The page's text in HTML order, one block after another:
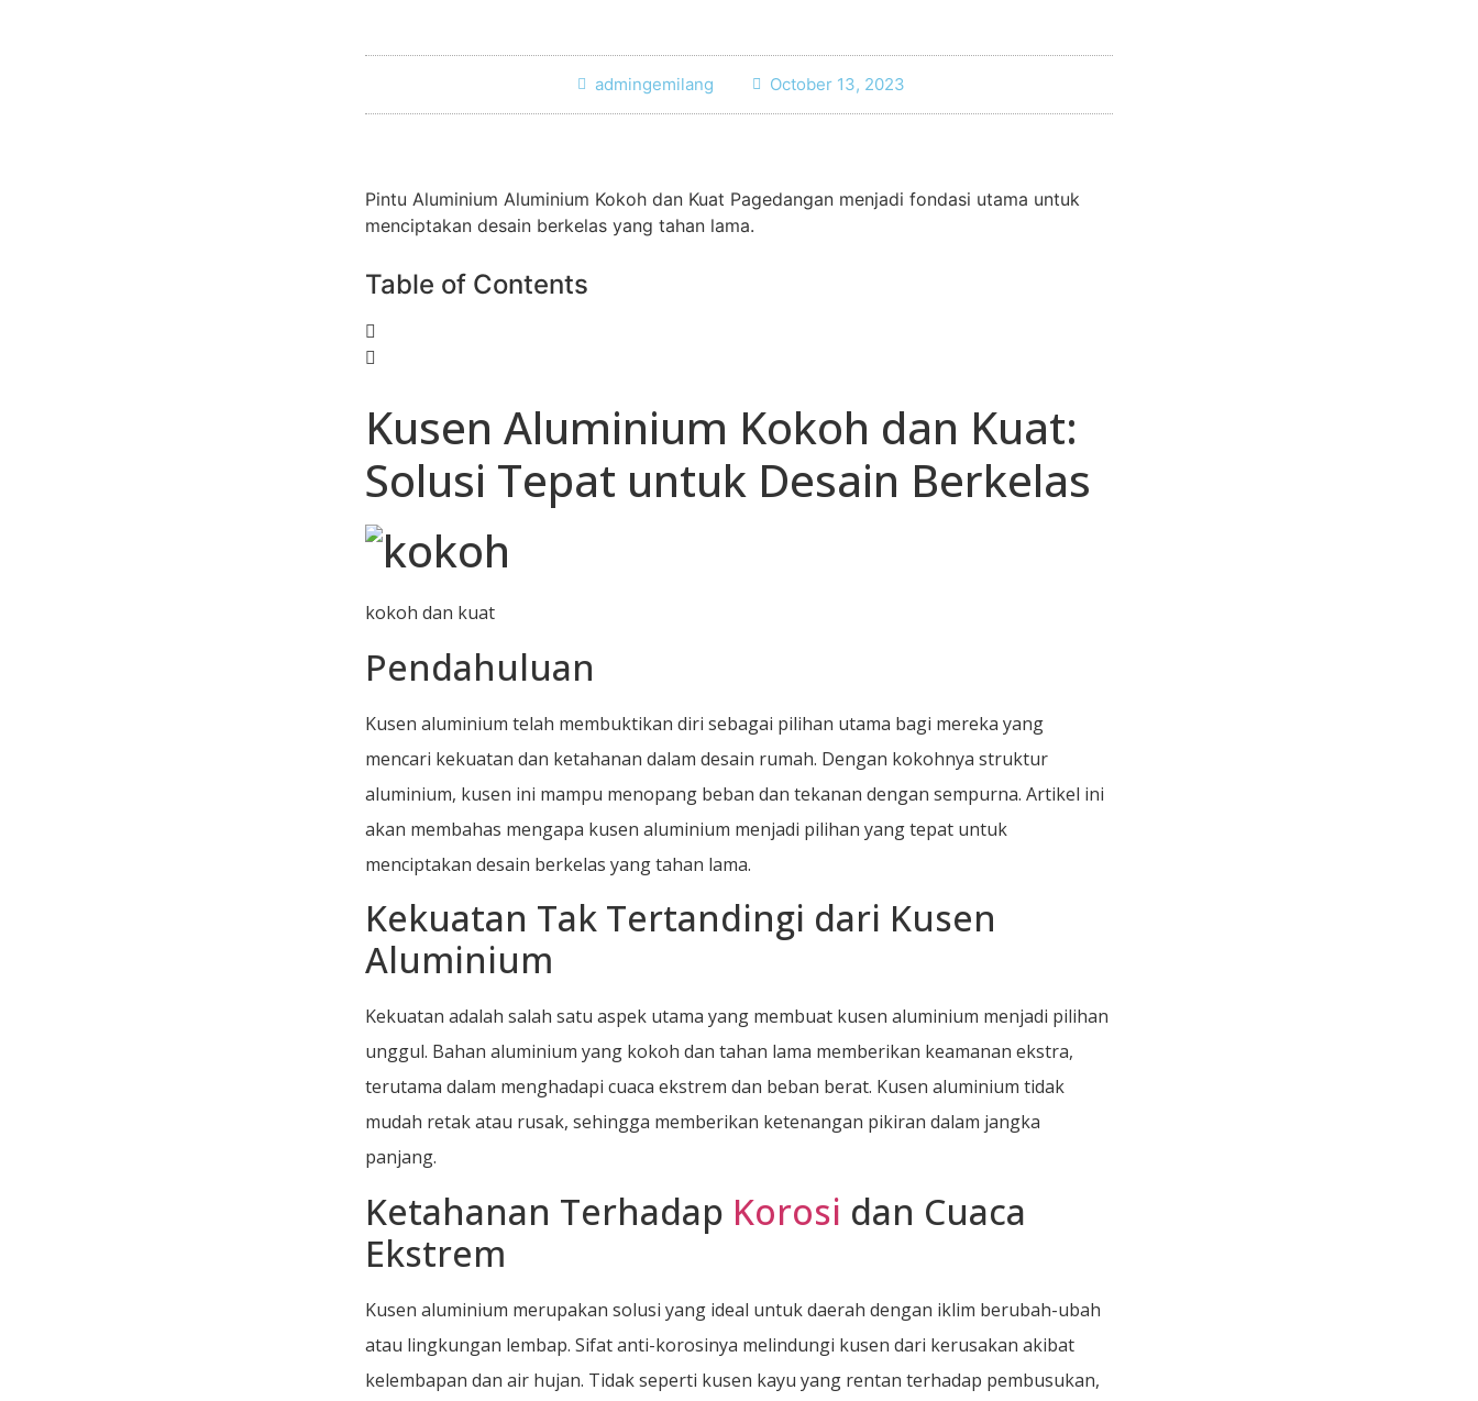
admingemilang October 13, 2023
Pintu Aluminium Aluminium Kokoh dan Kuat Pagedangan menjadi fondasi utama untuk
menciptakan desain berkelas yang tahan lama.
Table of Contents
Kusen Aluminium Kokoh dan Kuat:
Solusi Tepat untuk Desain Berkelas
kokoh dan kuat
Pendahuluan
Kusen aluminium telah membuktikan diri sebagai pilihan utama bagi mereka yang
mencari kekuatan dan ketahanan dalam desain rumah. Dengan kokohnya struktur
aluminium, kusen ini mampu menopang beban dan tekanan dengan sempurna. Artikel ini
akan membahas mengapa kusen aluminium menjadi pilihan yang tepat untuk
menciptakan desain berkelas yang tahan lama.
Kekuatan Tak Tertandingi dari Kusen
Aluminium
Kekuatan adalah salah satu aspek utama yang membuat kusen aluminium menjadi pilihan
unggul. Bahan aluminium yang kokoh dan tahan lama memberikan keamanan ekstra,
terutama dalam menghadapi cuaca ekstrem dan beban berat. Kusen aluminium tidak
mudah retak atau rusak, sehingga memberikan ketenangan pikiran dalam jangka
panjang.
Ketahanan Terhadap Korosi dan Cuaca
Ekstrem
Kusen aluminium merupakan solusi yang ideal untuk daerah dengan iklim berubah-ubah
atau lingkungan lembap. Sifat anti-korosinya melindungi kusen dari kerusakan akibat
kelembapan dan air hujan. Tidak seperti kusen kayu yang rentan terhadap pembusukan,